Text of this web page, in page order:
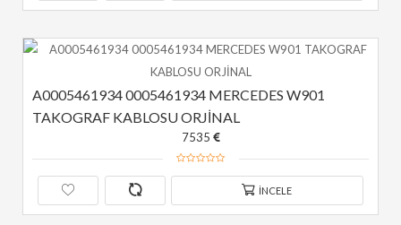
A0005461934 0005461934 MERCEDES W901
TAKOGRAF KABLOSU ORJİNAL
7535
İNCELE